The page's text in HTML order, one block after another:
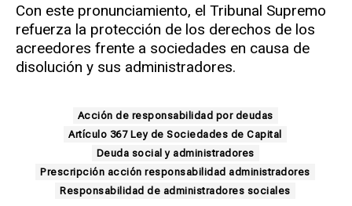
Con este pronunciamiento, el Tribunal Supremo
refuerza la protección de los derechos de los
acreedores frente a sociedades en causa de
disolución y sus administradores.
Acción de responsabilidad por deudas
Artículo 367 Ley de Sociedades de Capital
Deuda social y administradores
Prescripción acción responsabilidad administradores
Responsabilidad de administradores sociales